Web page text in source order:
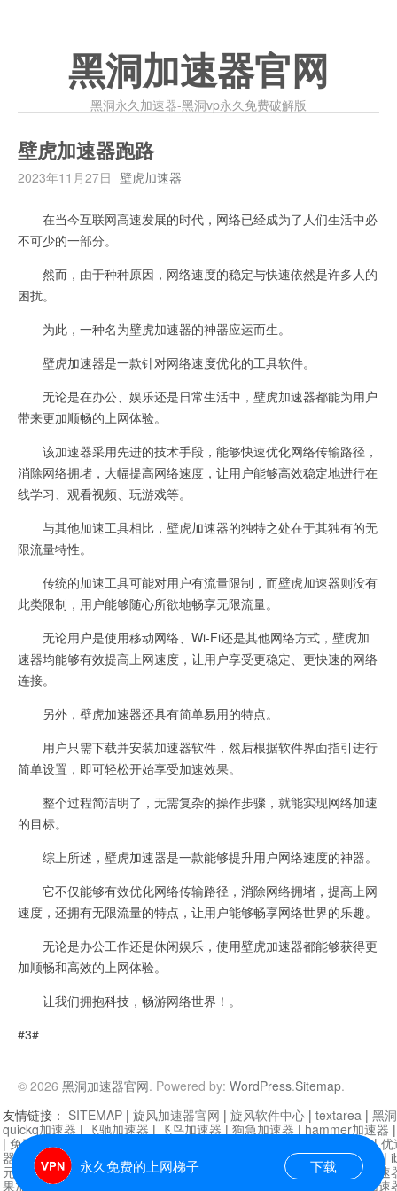
黑洞加速器官网
黑洞永久加速器-黑洞vp永久免费破解版
壁虎加速器跑路
2023年11月27日 壁虎加速器
在当今互联网高速发展的时代，网络已经成为了人们生活中必
不可少的一部分。
然而，由于种种原因，网络速度的稳定与快速依然是许多人的
困扰。
为此，一种名为壁虎加速器的神器应运而生。
壁虎加速器是一款针对网络速度优化的工具软件。
无论是在办公、娱乐还是日常生活中，壁虎加速器都能为用户
带来更加顺畅的上网体验。
该加速器采用先进的技术手段，能够快速优化网络传输路径，
消除网络拥堵，大幅提高网络速度，让用户能够高效稳定地进行在
线学习、观看视频、玩游戏等。
与其他加速工具相比，壁虎加速器的独特之处在于其独有的无
限流量特性。
传统的加速工具可能对用户有流量限制，而壁虎加速器则没有
此类限制，用户能够随心所欲地畅享无限流量。
无论用户是使用移动网络、Wi-Fi还是其他网络方式，壁虎加
速器均能够有效提高上网速度，让用户享受更稳定、更快速的网络
连接。
另外，壁虎加速器还具有简单易用的特点。
用户只需下载并安装加速器软件，然后根据软件界面指引进行
简单设置，即可轻松开始享受加速效果。
整个过程简洁明了，无需复杂的操作步骤，就能实现网络加速
的目标。
综上所述，壁虎加速器是一款能够提升用户网络速度的神器。
它不仅能够有效优化网络传输路径，消除网络拥堵，提高上网
速度，还拥有无限流量的特点，让用户能够畅享网络世界的乐趣。
无论是办公工作还是休闲娱乐，使用壁虎加速器都能够获得更
加顺畅和高效的上网体验。
让我们拥抱科技，畅游网络世界！。
#3#
© 2026 黑洞加速器官网. Powered by: WordPress.Sitemap.
永久免费的上网梯子 下载
友情链接： SITEMAP | 旋风加速器官网 | 旋风软件中心 | textarea | 黑
quickq加速器 | 飞驰加速器 | 飞鸟加速器 | 狗急加速器 | hammer加速器
| 免费vqn加速外网 迷雾通|优
器| 快柠檬加速器 |黑洞加速 |falemon 快橙加速器|anycast加速器 |
元机场加速器 |一元机场|老王加速器 | 白石山|
小牛加速
果加速器|黑洞加速 芒果加速